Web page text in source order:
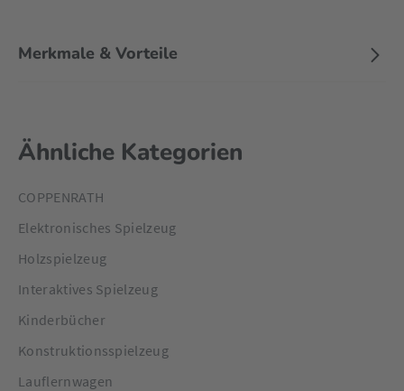
Merkmale & Vorteile
Ähnliche Kategorien
COPPENRATH
Elektronisches Spielzeug
Holzspielzeug
Interaktives Spielzeug
Kinderbücher
Konstruktionsspielzeug
Lauflernwagen